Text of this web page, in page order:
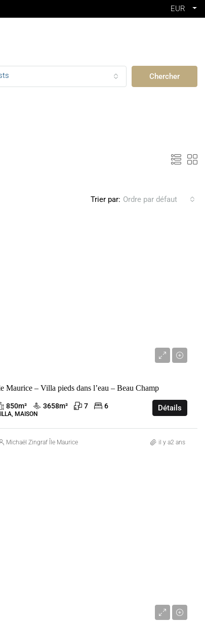
EUR
Chercher
Trier par: Ordre par défaut
Maurice – Villa pieds dans l’eau – Beau Champ
850m² 3658m² 7 6
MAISON
Détails
Michaël Zingraf Île Maurice il y a2 ans